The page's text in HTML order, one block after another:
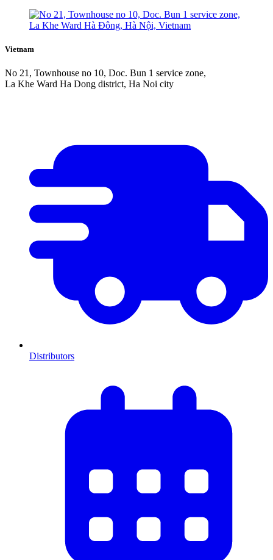
Vietnam
No 21, Townhouse no 10, Doc. Bun 1 service zone,
La Khe Ward Ha Dong district, Ha Noi city
Distributors